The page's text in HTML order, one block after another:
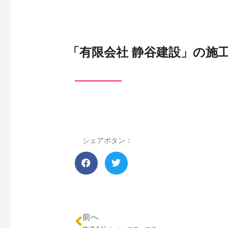
「有限会社 静谷建設」の施
シェアボタン：
前へ